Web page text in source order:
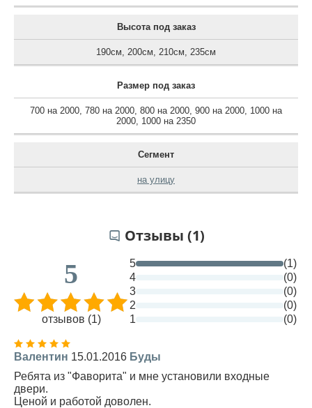
Высота под заказ
190см, 200см, 210см, 235см
Размер под заказ
700 на 2000, 780 на 2000, 800 на 2000, 900 на 2000, 1000 на
2000, 1000 на 2350
Сегмент
на улицу
Отзывы (1)
5
отзывов (1)
5
(1)
4
(0)
3
(0)
2
(0)
1
(0)
Валентин 15.01.2016 Буды
Ребята из "Фаворита" и мне установили входные
двери.
Ценой и работой доволен.